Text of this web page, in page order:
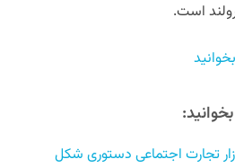
است.
تجارت اجتماعی دستوری شکل